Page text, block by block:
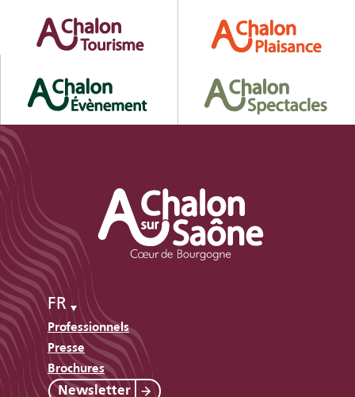
FR
Professionnels
Presse
Brochures
Newsletter